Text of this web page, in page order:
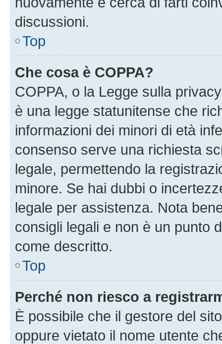
discussioni.
Top
Che cosa è COPPA?
COPPA, o la Legge sulla
è una legge statunitense che
informazioni dei minori di età
consenso serve una richiesta
legale, permettendo la
minore. Se hai dubbi o
legale per assistenza. Nota
consigli legali e non è un punto
come descritto.
Top
Perché non riesco a
È possibile che il gestore del
oppure vietato il nome utente